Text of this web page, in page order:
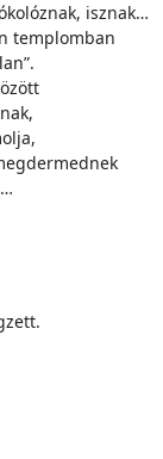
isznak…
templomban